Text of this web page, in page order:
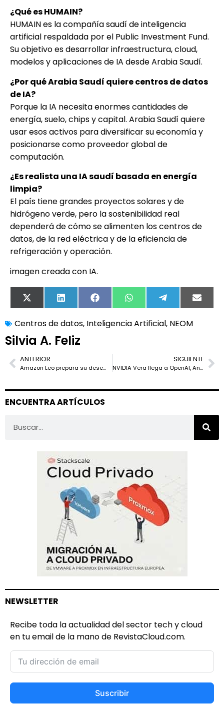
¿Qué es HUMAIN?
HUMAIN es la compañía saudí de inteligencia
artificial respaldada por el Public Investment Fund.
Su objetivo es desarrollar infraestructura, cloud,
modelos y aplicaciones de IA desde Arabia Saudí.
¿Por qué Arabia Saudí quiere centros de datos
de IA?
Porque la IA necesita enormes cantidades de
energía, suelo, chips y capital. Arabia Saudí quiere
usar esos activos para diversificar su economía y
posicionarse como proveedor global de
computación.
¿Es realista una IA saudí basada en energía
limpia?
El país tiene grandes proyectos solares y de
hidrógeno verde, pero la sostenibilidad real
dependerá de cómo se alimenten los centros de
datos, de la red eléctrica y de la eficiencia de
refrigeración y operación.
imagen creada con IA.
X
(Twitter)
LinkedIn FacebookWhatsApp TelegramEmail
Centros de datos, Inteligencia Artificial, NEOM
Silvia A. Feliz
ANTERIOR
Amazon Leo prepara su desembarco: así será el router para competir con Starlink
SIGUIENTE
NVIDIA Vera llega a OpenAI, Anthropic y Oracle: la CPU para la era de los agentes
ENCUENTRA ARTÍCULOS
NEWSLETTER
Recibe toda la actualidad del sector tech y cloud
en tu email de la mano de RevistaCloud.com.
Suscribir